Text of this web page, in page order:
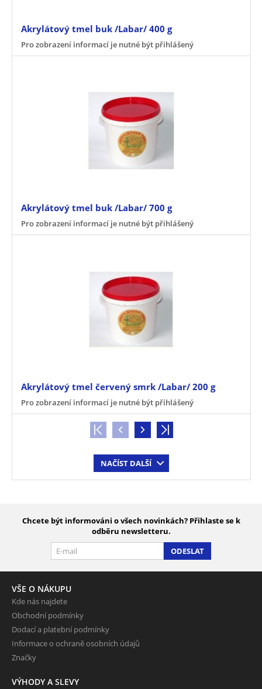
Akrylátový tmel buk /Labar/ 400 g
Pro zobrazení informací je nutné být přihlášený
Akrylátový tmel buk /Labar/ 700 g
Pro zobrazení informací je nutné být přihlášený
Akrylátový tmel červený smrk /Labar/ 200 g
Pro zobrazení informací je nutné být přihlášený
NAČÍST DALŠÍ
Chcete být informováni o všech novinkách? Přihlaste se k
odběru newsletteru.
ODESLAT
VŠE O NÁKUPU
Kde nás najdete
Obchodní podmínky
Dodací a platební podmínky
Informace o ochraně osobních údajů
Značky
VÝHODY A SLEVY